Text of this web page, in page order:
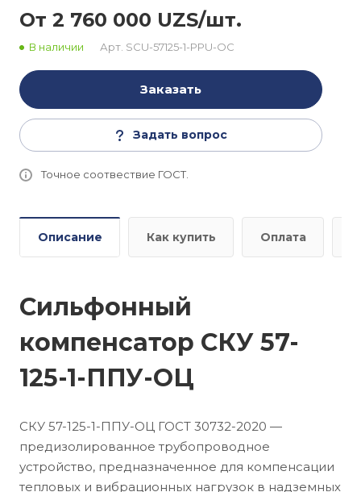
От 2 760 000 UZS/шт.
В наличии Арт. SCU-57125-1-PPU-OC
Заказать
Задать вопрос
Точное соотвествие ГОСТ.
Описание Как купить Оплата
Сильфонный
компенсатор СКУ 57-
125-1-ППУ-ОЦ
СКУ 57-125-1-ППУ-ОЦ ГОСТ 30732-2020 —
предизолированное трубопроводное
устройство, предназначенное для компенсации
тепловых и вибрационных нагрузок в надземных